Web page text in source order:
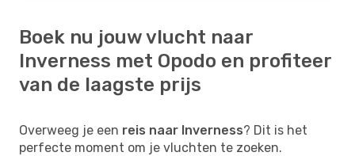
Boek nu jouw vlucht naar
Inverness met Opodo en profiteer
van de laagste prijs
Overweeg je een reis naar Inverness? Dit is het
perfecte moment om je vluchten te zoeken.